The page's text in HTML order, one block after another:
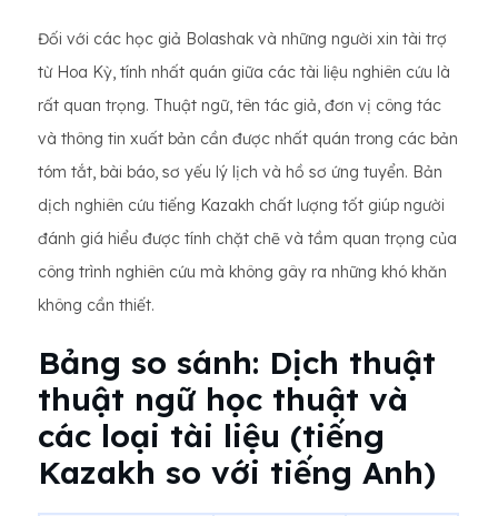
Đối với các học giả Bolashak và những người xin tài trợ
từ Hoa Kỳ, tính nhất quán giữa các tài liệu nghiên cứu là
rất quan trọng. Thuật ngữ, tên tác giả, đơn vị công tác
và thông tin xuất bản cần được nhất quán trong các bản
tóm tắt, bài báo, sơ yếu lý lịch và hồ sơ ứng tuyển. Bản
dịch nghiên cứu tiếng Kazakh chất lượng tốt giúp người
đánh giá hiểu được tính chặt chẽ và tầm quan trọng của
công trình nghiên cứu mà không gây ra những khó khăn
không cần thiết.
Bảng so sánh: Dịch thuật
thuật ngữ học thuật và
các loại tài liệu (tiếng
Kazakh so với tiếng Anh)